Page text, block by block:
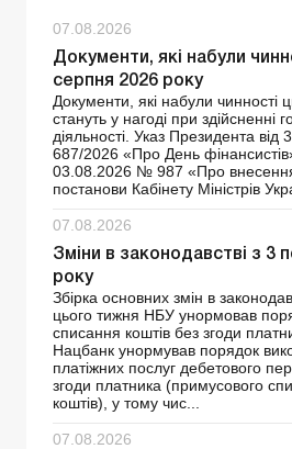
07.08.2026
Документи, які набули
серпня 2026 року
Документи, які набули чинності
стануть у нагоді при здійсненні
діяльності. Указ Президента
687/2026 «Про День
03.08.2026 № 987 «Про внесення
постанови Кабінету Міністрів
07.08.2026
Зміни в законодавстві з 3
року
Збірка основних змін в
цього тижня НБУ унормовав
списання коштів без згоди
Нацбанк унормував порядок
платіжних послуг дебетового
згоди платника (примусового
коштів), у тому чис...
07.08.2026